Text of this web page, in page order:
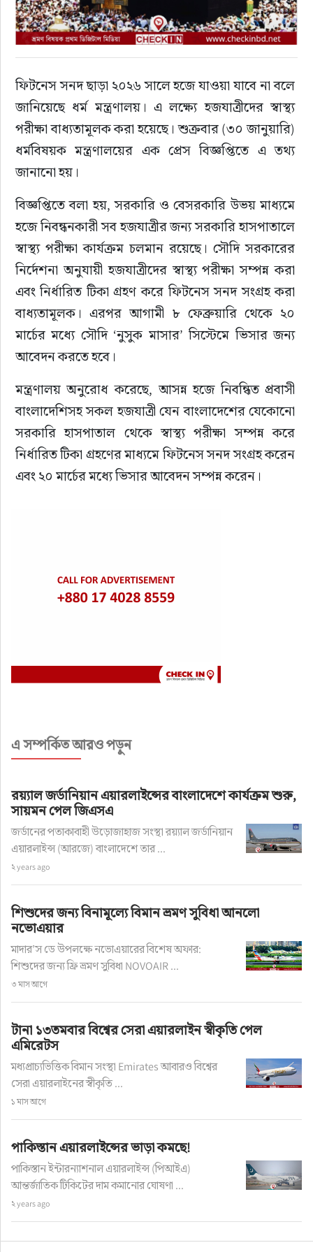
ফিটনেস সনদ ছাড়া ২০২৬ সালে হজে যাওয়া যাবে না বলে
জানিয়েছে ধর্ম মন্ত্রণালয়। এ লক্ষ্যে হজযাত্রীদের স্বাস্থ্য
পরীক্ষা বাধ্যতামূলক করা হয়েছে। শুক্রবার (৩০ জানুয়ারি)
ধর্মবিষয়ক মন্ত্রণালয়ের এক প্রেস বিজ্ঞপ্তিতে এ তথ্য
জানানো হয়।
বিজ্ঞপ্তিতে বলা হয়, সরকারি ও বেসরকারি উভয় মাধ্যমে
হজে নিবন্ধনকারী সব হজযাত্রীর জন্য সরকারি হাসপাতালে
স্বাস্থ্য পরীক্ষা কার্যক্রম চলমান রয়েছে। সৌদি সরকারের
নির্দেশনা অনুযায়ী হজযাত্রীদের স্বাস্থ্য পরীক্ষা সম্পন্ন করা
এবং নির্ধারিত টিকা গ্রহণ করে ফিটনেস সনদ সংগ্রহ করা
বাধ্যতামূলক। এরপর আগামী ৮ ফেব্রুয়ারি থেকে ২০
মার্চের মধ্যে সৌদি ‘নুসুক মাসার’ সিস্টেমে ভিসার জন্য
আবেদন করতে হবে।
মন্ত্রণালয় অনুরোধ করেছে, আসন্ন হজে নিবন্ধিত প্রবাসী
বাংলাদেশিসহ সকল হজযাত্রী যেন বাংলাদেশের যেকোনো
সরকারি হাসপাতাল থেকে স্বাস্থ্য পরীক্ষা সম্পন্ন করে
নির্ধারিত টিকা গ্রহণের মাধ্যমে ফিটনেস সনদ সংগ্রহ করেন
এবং ২০ মার্চের মধ্যে ভিসার আবেদন সম্পন্ন করেন।
লেখক: শাহানুর রহমান মুকুট
প্রকাশ: ৮ মাস আগে
যাত্রীসেবার গুণগত মান বৃদ্ধি ও আন্তর্জাতিক মান অনুসরণ
নিশ্চিত করতে কক্সবাজার বিমানবন্দরে দুই দিনব্যাপী
আয়োজন ও সম্পন্ন করেছে বেসামরিক বিমান চলাচল
কর্তৃপক্ষ-বেবিচক।
গত ১৭ ও ১৮ ডিসেম্বর কক্সবাজার বিমানবন্দরে অনুষ্ঠিত
এই প্রশিক্ষণ কর্মসূচিতে বিমানবন্দরের বিভিন্ন পর্যায়ের
কোর্সটির প্রধান লক্ষ্য ছিল যাত্রী অভিজ্ঞতার মানোন্নয়ন
এবং বিমানবন্দর পরিচালনাকে আন্তর্জাতিক বিমান চলাচল
এ সম্পর্কিত আরও পড়ুন
রয়্যাল জর্ডানিয়ান এয়ারলাইন্সের বাংলাদেশে কার্যক্রম শুরু,
সায়মন পেল জিএসএ
জর্ডানের পতাকাবাহী উড়োজাহাজ সংস্থা রয়্যাল জর্ডানিয়ান
এয়ারলাইন্স (আরজে) বাংলাদেশে তার ...
২ years ago
শিশুদের জন্য বিনামূল্যে বিমান ভ্রমণ সুবিধা আনলো
নভোএয়ার
মাদার’স ডে উপলক্ষে নভোএয়ারের বিশেষ অফার:
শিশুদের জন্য ফ্রি ভ্রমণ সুবিধা NOVOAIR ...
৩ মাস আগে
টানা ১৩তমবার বিশ্বের সেরা এয়ারলাইন স্বীকৃতি পেল
এমিরেটস
মধ্যপ্রাচ্যভিত্তিক বিমান সংস্থা Emirates আবারও বিশ্বের
সেরা এয়ারলাইনের স্বীকৃতি ...
১ মাস আগে
পাকিস্তান এয়ারলাইন্সের ভাড়া কমছে!
পাকিস্তান ইন্টারন্যাশনাল এয়ারলাইন্স (পিআইএ)
আন্তর্জাতিক টিকিটের দাম কমানোর ঘোষণা ...
২ years ago